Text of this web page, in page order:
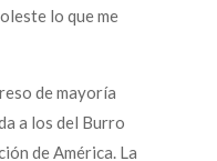
lo que me
de mayoría
a los del Burro
de América. La